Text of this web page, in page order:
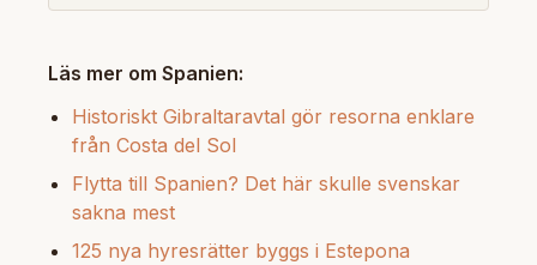
Läs mer om Spanien:
Historiskt Gibraltaravtal gör resorna enklare
från Costa del Sol
Flytta till Spanien? Det här skulle svenskar
sakna mest
125 nya hyresrätter byggs i Estepona